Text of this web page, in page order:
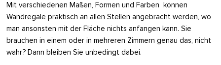
Mit verschiedenen Maßen, Formen und Farben können
Wandregale praktisch an allen Stellen angebracht werden, wo
man ansonsten mit der Fläche nichts anfangen kann. Sie
brauchen in einem oder in mehreren Zimmern genau das, nicht
wahr? Dann bleiben Sie unbedingt dabei.